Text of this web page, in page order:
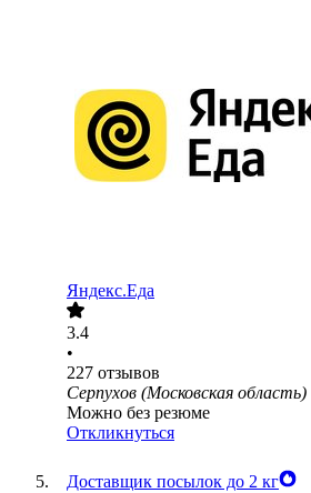
Яндекс.Еда
3.4
•
227 отзывов
Серпухов (Московская область)
Можно без резюме
Откликнуться
Доставщик посылок до 2 кг